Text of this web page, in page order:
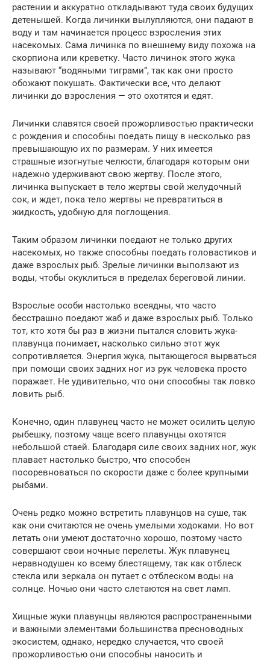
растении и аккуратно откладывают туда своих будущих
детенышей. Когда личинки вылупляются, они падают в
воду и там начинается процесс взросления этих
насекомых. Сама личинка по внешнему виду похожа на
скорпиона или креветку. Часто личинок этого жука
называют “водяными тиграми”, так как они просто
обожают покушать. Фактически все, что делают
личинки до взросления — это охотятся и едят.
Личинки славятся своей прожорливостью практически
с рождения и способны поедать пищу в несколько раз
превышающую их по размерам. У них имеется
страшные изогнутые челюсти, благодаря которым они
надежно удерживают свою жертву. После этого,
личинка выпускает в тело жертвы свой желудочный
сок, и ждет, пока тело жертвы не превратиться в
жидкость, удобную для поглощения.
Таким образом личинки поедают не только других
насекомых, но также способны поедать головастиков и
даже взрослых рыб. Зрелые личинки выползают из
воды, чтобы окуклиться в пределах береговой линии.
Взрослые особи настолько всеядны, что часто
бесстрашно поедают жаб и даже взрослых рыб. Только
тот, кто хотя бы раз в жизни пытался словить жука-
плавунца понимает, насколько сильно этот жук
сопротивляется. Энергия жука, пытающегося вырваться
при помощи своих задних ног из рук человека просто
поражает. Не удивительно, что они способны так ловко
ловить рыб.
Конечно, один плавунец часто не может осилить целую
рыбешку, поэтому чаще всего плавунцы охотятся
небольшой стаей. Благодаря силе своих задних ног, жук
плавает настолько быстро, что способен
посоревноваться по скорости даже с более крупными
рыбами.
Очень редко можно встретить плавунцов на суше, так
как они считаются не очень умелыми ходоками. Но вот
летать они умеют достаточно хорошо, поэтому часто
совершают свои ночные перелеты. Жук плавунец
неравнодушен ко всему блестящему, так как отблеск
стекла или зеркала он путает с отблеском воды на
солнце. Ночью они часто слетаются на свет ламп.
Хищные жуки плавунцы являются распространенными
и важными элементами большинства пресноводных
экосистем, однако, нередко случается, что своей
прожорливостью они способны наносить и